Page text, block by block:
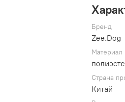
Бренд
Zee.Dog
Материал
Страна
Китай